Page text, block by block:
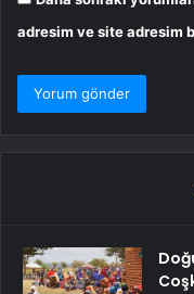
adresim ve site adresim